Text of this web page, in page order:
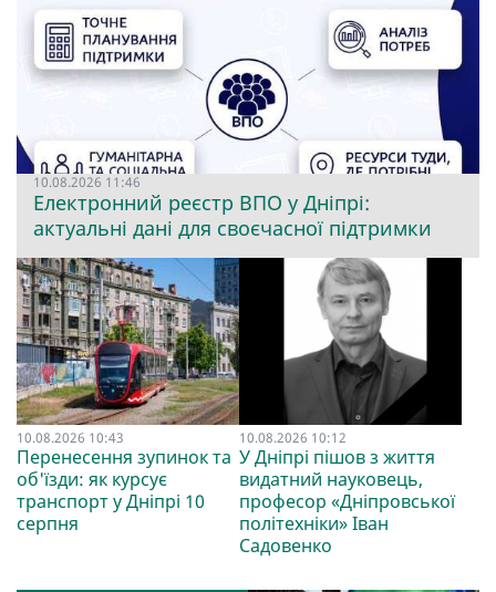
10.08.2026 11:46
Електронний реєстр ВПО у Дніпрі:
актуальні дані для своєчасної підтримки
10.08.2026 10:43
Перенесення зупинок та
об'їзди: як курсує
транспорт у Дніпрі 10
серпня
10.08.2026 10:12
У Дніпрі пішов з життя
видатний науковець,
професор «Дніпровської
політехніки» Іван
Садовенко